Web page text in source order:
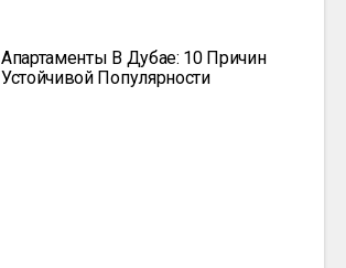
Апартаменты В Дубае: 10 Причин
Устойчивой Популярности